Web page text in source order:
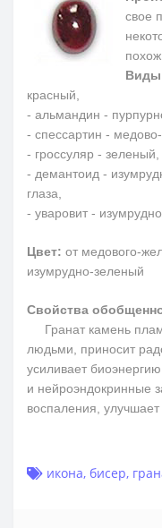
свое
красный,
- альмандин -
- спессартин -
- гроссуляр - зеленый,
- демантоид -
глаза,
- уваровит -
Цвет: от медового-
изумрудно-зеленый
Свойства
Гранат камень
людьми, приносит
усиливает
и нейроэндокринные
воспаления, улучшает
икона, бисер,